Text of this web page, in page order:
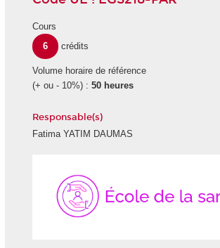
Cours
6
crédits
Volume horaire de référence
(+ ou - 10%) : 50 heures
Responsable(s)
Fatima YATIM DAUMAS